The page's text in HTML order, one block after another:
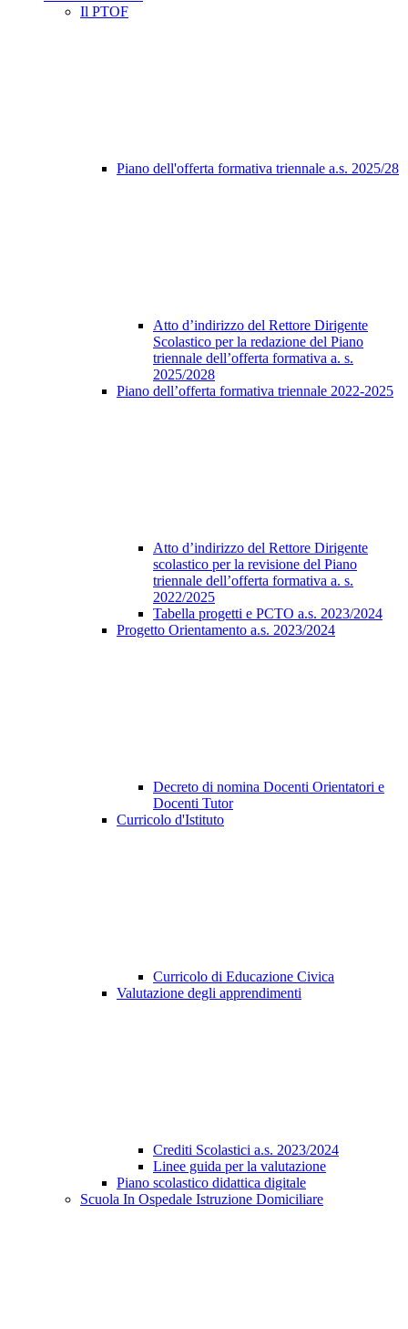
Il PTOF
Piano dell'offerta formativa triennale a.s. 2025/28
Atto d’indirizzo del Rettore Dirigente
Scolastico per la redazione del Piano
triennale dell’offerta formativa a. s.
2025/2028
Piano dell’offerta formativa triennale 2022-2025
Atto d’indirizzo del Rettore Dirigente
scolastico per la revisione del Piano
triennale dell’offerta formativa a. s.
2022/2025
Tabella progetti e PCTO a.s. 2023/2024
Progetto Orientamento a.s. 2023/2024
Decreto di nomina Docenti Orientatori e
Docenti Tutor
Curricolo d'Istituto
Curricolo di Educazione Civica
Valutazione degli apprendimenti
Crediti Scolastici a.s. 2023/2024
Linee guida per la valutazione
Piano scolastico didattica digitale
Scuola In Ospedale Istruzione Domiciliare